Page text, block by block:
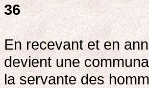
36
En recevant et en
devient une
la servante des